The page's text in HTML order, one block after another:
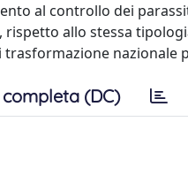
al controllo dei
allo stessa
nazionale
(DC)